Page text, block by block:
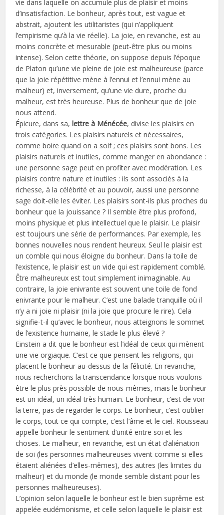
vie dans laquelle on accumule plus de plaisir et moins
d’insatisfaction. Le bonheur, après tout, est vague et
abstrait, ajoutent les utilitaristes (qui n’appliquent
l’empirisme qu’à la vie réelle). La joie, en revanche, est au
moins concrète et mesurable (peut-être plus ou moins
intense). Selon cette théorie, on suppose depuis l’époque
de Platon qu’une vie pleine de joie est malheureuse (parce
que la joie répétitive mène à l’ennui et l’ennui mène au
malheur) et, inversement, qu’une vie dure, proche du
malheur, est très heureuse. Plus de bonheur que de joie
nous attend.
Épicure, dans sa,lettre à Ménécée, divise les plaisirs en
trois catégories. Les plaisirs naturels et nécessaires,
comme boire quand on a soif ; ces plaisirs sont bons. Les
plaisirs naturels et inutiles, comme manger en abondance :
une personne sage peut en profiter avec modération. Les
plaisirs contre nature et inutiles : ils sont associés à la
richesse, à la célébrité et au pouvoir, aussi une personne
sage doit-elle les éviter. Les plaisirs sont-ils plus proches du
bonheur que la jouissance ? Il semble être plus profond,
moins physique et plus intellectuel que le plaisir. Le plaisir
est toujours une série de performances. Par exemple, les
bonnes nouvelles nous rendent heureux. Seul le plaisir est
un comble qui nous éloigne du bonheur. Dans la toile de
l’existence, le plaisir est un vide qui est rapidement comblé.
Être malheureux est tout simplement inimaginable. Au
contraire, la joie enivrante est souvent une toile de fond
enivrante pour le malheur. C’est une balade tranquille où il
n’y a ni joie ni plaisir (ni la joie que procure le rire). Cela
signifie-t-il qu’avec le bonheur, nous atteignons le sommet
de l’existence humaine, le stade le plus élevé ?
Einstein a dit que le bonheur est l’idéal de ceux qui mènent
une vie orgiaque. C’est ce que pensent les religions, qui
placent le bonheur au-dessus de la félicité. En revanche,
nous recherchons la transcendance lorsque nous voulons
être le plus près possible de nous-mêmes, mais le bonheur
est un idéal, un idéal très humain. Le bonheur, c’est de voir
la terre, pas de regarder le corps. Le bonheur, c’est oublier
le corps, tout ce qui compte, c’est l’âme et le ciel. Rousseau
appelle bonheur le sentiment d’unité entre soi et les
choses. Le malheur, en revanche, est un état d’aliénation
de soi (les personnes malheureuses vivent comme si elles
étaient aliénées d’elles-mêmes), des autres (les limites du
malheur) et du monde (le monde semble distant pour les
personnes malheureuses).
L’opinion selon laquelle le bonheur est le bien suprême est
appelée eudémonisme, et celle selon laquelle le plaisir est